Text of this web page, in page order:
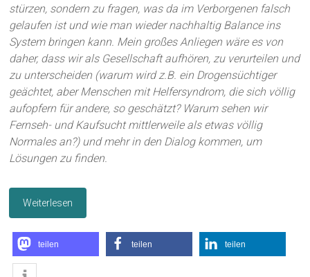
stürzen, sondern zu fragen, was da im Verborgenen falsch
gelaufen ist und wie man wieder nachhaltig Balance ins
System bringen kann. Mein großes Anliegen wäre es von
daher, dass wir als Gesellschaft aufhören, zu verurteilen und
zu unterscheiden (warum wird z.B. ein Drogensüchtiger
geächtet, aber Menschen mit Helfersyndrom, die sich völlig
aufopfern für andere, so geschätzt? Warum sehen wir
Fernseh- und Kaufsucht mittlerweile als etwas völlig
Normales an?) und mehr in den Dialog kommen, um
Lösungen zu finden.
Weiterlesen
teilen teilen teilen